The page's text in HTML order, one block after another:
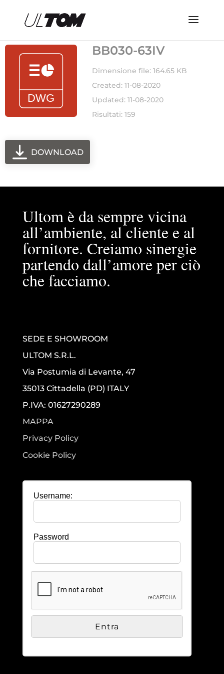
BB030-63IV
Dimensione file: 164.65 KB
Created: 11-08-2020
Updated: 11-08-2020
Risultati: 159
DOWNLOAD
Ultom è da sempre vicina
all’ambiente, al cliente e al
fornitore. Creiamo sinergie
partendo dall’amore per ciò
che facciamo.
SEDE E SHOWROOM
ULTOM S.R.L.
Via Postumia di Levante, 47
35013 Cittadella (PD) ITALY
P.IVA: 01627290289
MAPPA
Privacy Policy
Cookie Policy
Username:
Password